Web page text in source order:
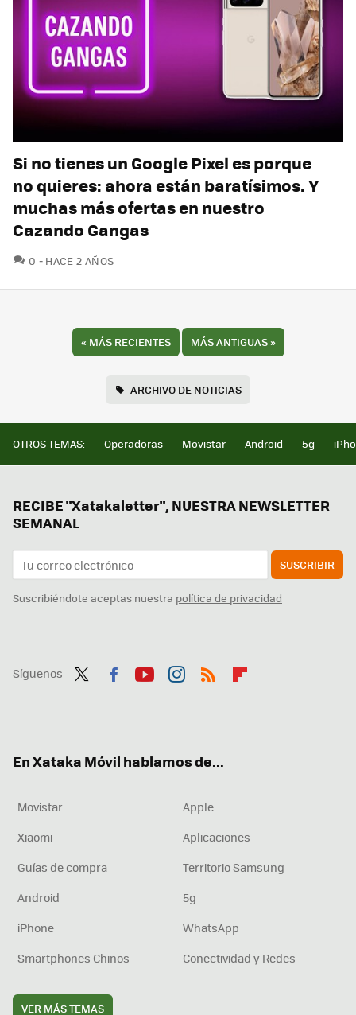
Si no tienes un Google Pixel es porque
no quieres: ahora están baratísimos. Y
muchas más ofertas en nuestro
Cazando Gangas
0 COMENTARIOS
HACE 2 AÑOS
« MÁS RECIENTES MÁS ANTIGUAS»
ARCHIVO DE NOTICIAS
OTROS TEMAS: Operadoras Movistar Android 5g
RECIBE "Xatakaletter", NUESTRA NEWSLETTER
SEMANAL
SUSCRIBIR
Suscribiéndote aceptas nuestra política de privacidad
Síguenos
En Xataka Móvil hablamos de...
Movistar
Apple
Xiaomi
Aplicaciones
Guías de compra
Territorio Samsung
Android
5g
iPhone
WhatsApp
Smartphones Chinos
Conectividad y Redes
VER MÁS TEMAS